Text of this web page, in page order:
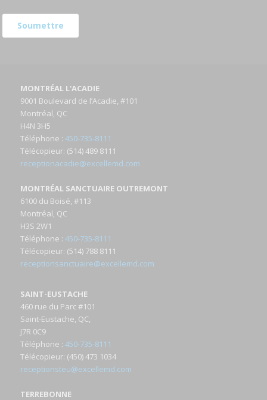
MONTRÉAL L'ACADIE
9001 Boulevard de l’Acadie, #101
Montréal, QC
H4N 3H5
Téléphone : 450-735-8111
Télécopieur: (514) 489 8111
receptionacadie@excellemd.com
MONTRÉAL SANCTUAIRE OUTREMONT
6100 du Boisé, #113
Montréal, QC
H3S 2W1
Téléphone : 450-735-8111
Télécopieur: (514) 788 8111
receptionsanctuaire@excellemd.com
SAINT-EUSTACHE
460 rue du Parc #101
Saint-Eustache, QC,
J7R 0C9
Téléphone : 450-735-8111
Télécopieur: (450) 473 1034
receptionsteu@excellemd.com
TERREBONNE